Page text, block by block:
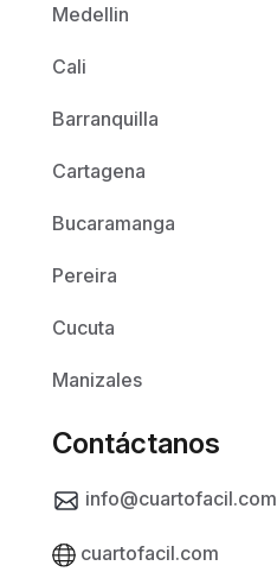
Medellin
Cali
Barranquilla
Cartagena
Bucaramanga
Pereira
Cucuta
Manizales
Contáctanos
info@cuartofacil.com
cuartofacil.com